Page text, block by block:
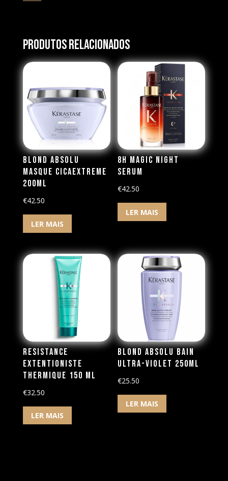
Produtos Relacionados
Blond Absolu
Masque Cicaextreme
200ml
€42.50
LER MAIS
8H Magic Night
Serum
€42.50
LER MAIS
Resistance
Extentioniste
Thermique 150 ml
€32.50
LER MAIS
Blond Absolu Bain
Ultra-Violet 250ml
€25.50
LER MAIS